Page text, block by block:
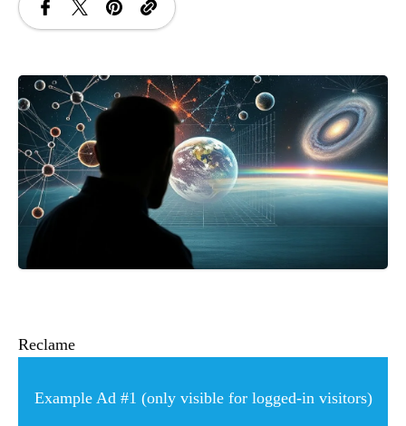
Reclame
Example Ad #1 (only visible for logged-in visitors)
INGRIJIRE
ISTORIE
NATURĂ
STIRI
ANIMALE